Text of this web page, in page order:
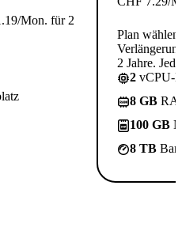
Mon. für 2
Plan wählen
2 Jahre.
2 vCPU-
8 GB
100 GB
8 TB